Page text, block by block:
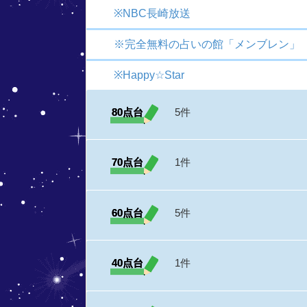
※NBC長崎放送
※完全無料の占いの館「メンブレン」
※Happy☆Star
80点台 5件
70点台 1件
60点台 5件
40点台 1件